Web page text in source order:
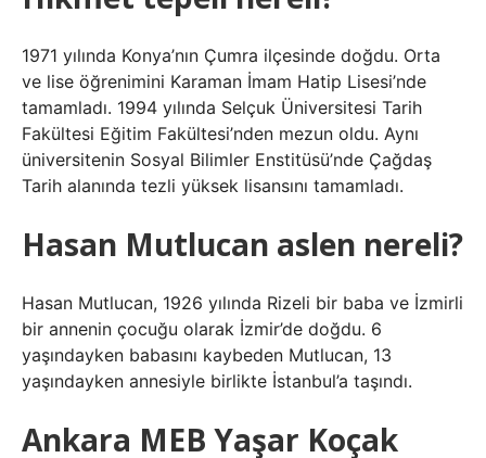
1971 yılında Konya’nın Çumra ilçesinde doğdu. Orta
ve lise öğrenimini Karaman İmam Hatip Lisesi’nde
tamamladı. 1994 yılında Selçuk Üniversitesi Tarih
Fakültesi Eğitim Fakültesi’nden mezun oldu. Aynı
üniversitenin Sosyal Bilimler Enstitüsü’nde Çağdaş
Tarih alanında tezli yüksek lisansını tamamladı.
Hasan Mutlucan aslen nereli?
Hasan Mutlucan, 1926 yılında Rizeli bir baba ve İzmirli
bir annenin çocuğu olarak İzmir’de doğdu. 6
yaşındayken babasını kaybeden Mutlucan, 13
yaşındayken annesiyle birlikte İstanbul’a taşındı.
Ankara MEB Yaşar Koçak